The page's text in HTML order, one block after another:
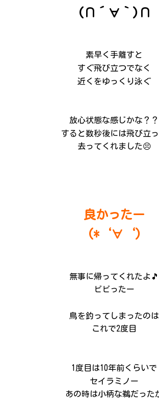
(∩´∀｀)∩
素早く手離すと
すぐ飛び立つでなく
近くをゆっくり泳ぐ
放心状態な感じかな？？
すると数秒後には飛び立
去ってくれました😣
良かったー
(*‘∀‘)
無事に帰ってくれたよ🎵
ビビったー
鳥を釣ってしまったのは
これで2度目
1度目は10年前くらいで
セイラミノー
あの時は小柄な鵜だった